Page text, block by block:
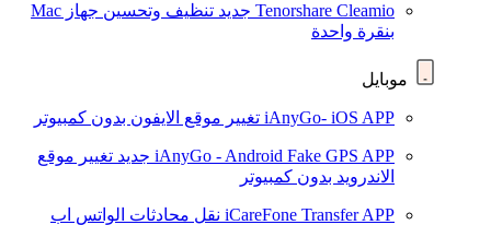
Tenorshare Cleamio جديد
تنظيف وتحسين جهاز Mac
بنقرة واحدة
موبايل
iAnyGo- iOS APP تغيير موقع الايفون بدون كمبيوتر
iAnyGo - Android Fake GPS APP جديد تغيير موقع
الاندرويد بدون كمبيوتر
iCareFone Transfer APP نقل محادثات الواتس اب